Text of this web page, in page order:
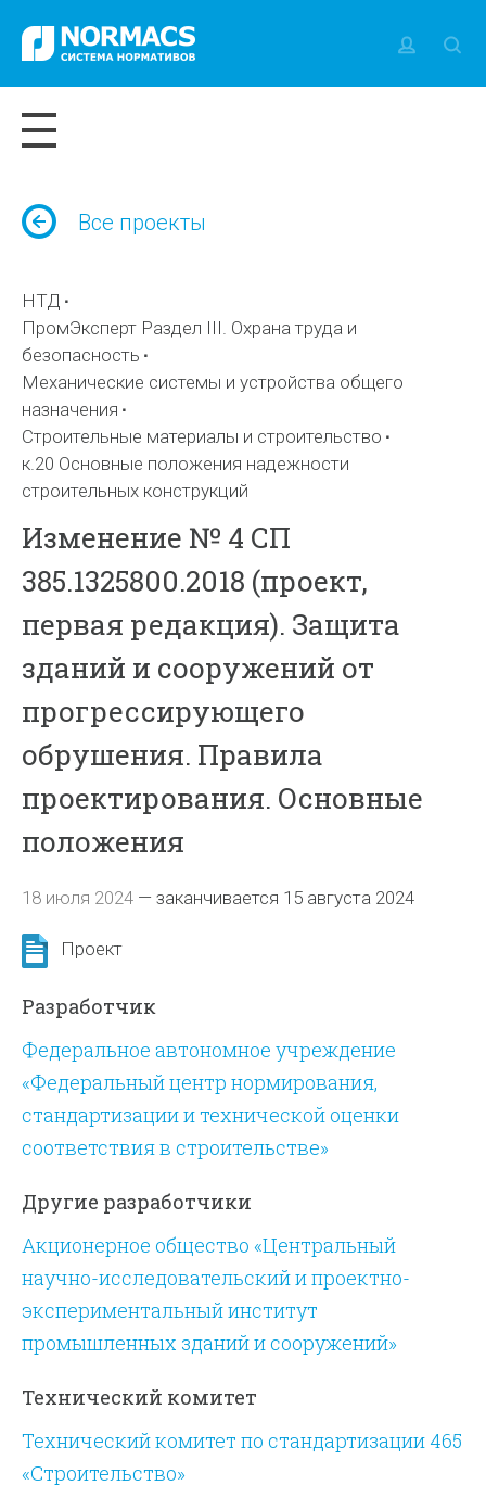
Все проекты
НТД
ПромЭксперт Раздел III. Охрана труда и
безопасность
Механические системы и устройства общего
назначения
Строительные материалы и строительство
к.20 Основные положения надежности
строительных конструкций
Изменение № 4 СП
385.1325800.2018 (проект,
первая редакция). Защита
зданий и сооружений от
прогрессирующего
обрушения. Правила
проектирования. Основные
положения
18 июля 2024 —заканчивается 15 августа 2024
Проект
Разработчик
Федеральное автономное учреждение
«Федеральный центр нормирования,
стандартизации и технической оценки
соответствия в строительстве»
Другие разработчики
Акционерное общество «Центральный
научно-исследовательский и проектно-
экспериментальный институт
промышленных зданий и сооружений»
Технический комитет
Технический комитет по стандартизации 465
«Строительство»